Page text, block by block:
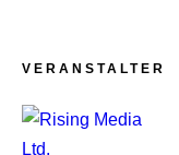
VERANSTALTER